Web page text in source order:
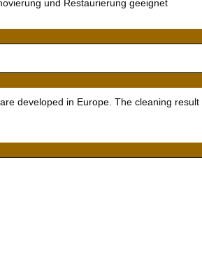
und Restaurierung geeignet
developed in Europe. The cleaning